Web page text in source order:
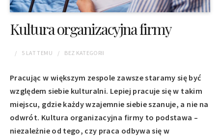
Kultura organizacyjna firmy
5 LAT TEMU BEZ KATEGORII
Pracując w większym zespole zawsze staramy się być
względem siebie kulturalni. Lepiej pracuje się w takim
miejscu, gdzie każdy wzajemnie siebie szanuje, a nie na
odwrót. Kultura organizacyjna firmy to podstawa –
niezależnie od tego, czy praca odbywa się w